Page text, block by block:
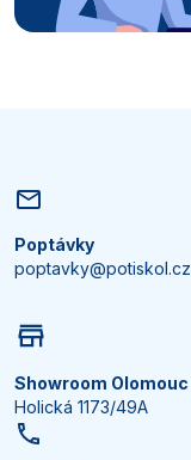
Poptávky
poptavky@potiskol.cz
Showroom Olomouc
Holická 1173/49A